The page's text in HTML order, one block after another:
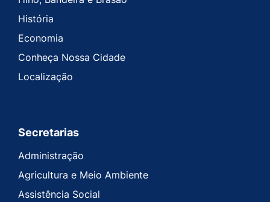
História
Economia
Conheça Nossa Cidade
Localização
Secretarias
Administração
Agricultura e Meio Ambiente
Assistência Social